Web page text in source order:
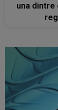
una dintre